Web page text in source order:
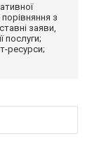
з
заяви,
послуги;
ресурси;